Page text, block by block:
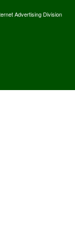
Advertising Division